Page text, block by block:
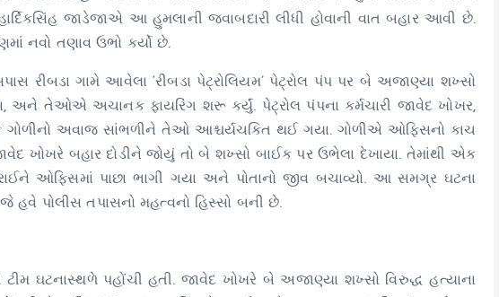
જાડેજાએ આ હુમલાની જવાબદારી લીધી હોવાની વાત બહાર આવી છે.
નવો તણાવ ઉભો કર્યો છે.
રીબડા ગામે આવેલા ‘રીબડા પેટ્રોલિયમ’ પેટ્રોલ પંપ પર બે અજાણ્યા શખ્સો
અને તેઓએ અચાનક ફાયરિંગ શરૂ કર્યું. પેટ્રોલ પંપના કર્મચારી જાવેદ ખોખર,
અવાજ સાંભળીને તેઓ આશ્ચર્યચકિત થઈ ગયા. ગોળીએ ઓફિસનો કાચ
ખોખરે બહાર દોડીને જોયું તો બે શખ્સો બાઈક પર ઉભેલા દેખાયા. તેમાંથી એક
ઓફિસમાં પાછા ભાગી ગયા અને પોતાનો જીવ બચાવ્યો. આ સમગ્ર ઘટના
હવે પોલીસ તપાસનો મહત્વનો હિસ્સો બની છે.
ઘટનાસ્થળે પહોંચી હતી. જાવેદ ખોખરે બે અજાણ્યા શખ્સો વિરુદ્ધ હત્યાના